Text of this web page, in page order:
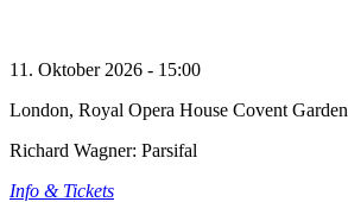
11. Oktober 2026 - 15:00
London, Royal Opera House Covent Garden
Richard Wagner: Parsifal
Info & Tickets